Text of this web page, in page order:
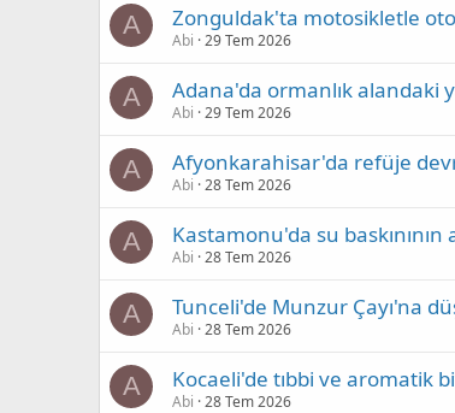
A Zonguldak'ta motosikletle
Abi 29 Tem 2026
A Adana'da ormanlık alandaki
Abi 29 Tem 2026
A Afyonkarahisar'da refüje
Abi 28 Tem 2026
A Kastamonu'da su
Abi 28 Tem 2026
A Tunceli'de Munzur Çayı'na
Abi 28 Tem 2026
A Kocaeli'de tıbbi ve aromatik
Abi 28 Tem 2026